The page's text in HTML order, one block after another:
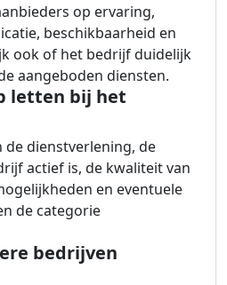
op ervaring,
beschikbaarheid en
ook of het bedrijf duidelijk
aangeboden diensten.
letten bij het
de dienstverlening, de
actief is, de kwaliteit van
en eventuele
de categorie
bedrijven